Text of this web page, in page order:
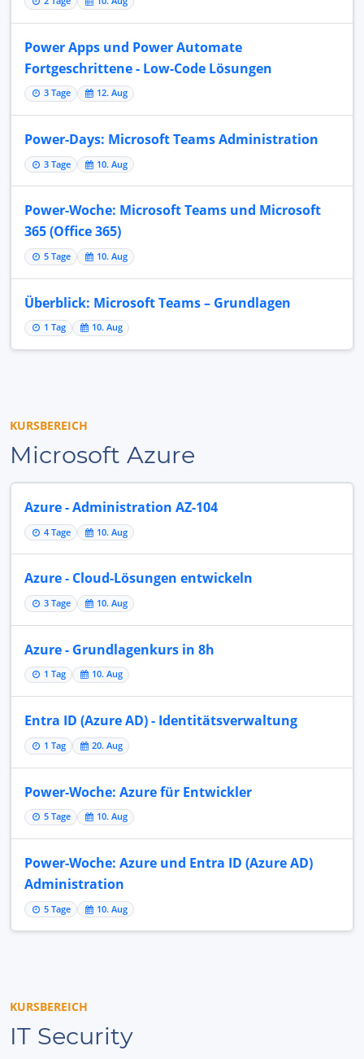
Power Apps und Power Automate
Fortgeschrittene - Low-Code Lösungen
3 Tage 12. Aug
Power-Days: Microsoft Teams Administration
3 Tage 10. Aug
Power-Woche: Microsoft Teams und Microsoft
365 (Office 365)
5 Tage 10. Aug
Überblick: Microsoft Teams – Grundlagen
1 Tag 10. Aug
KURSBEREICH
Microsoft Azure
Azure - Administration AZ-104
4 Tage 10. Aug
Azure - Cloud-Lösungen entwickeln
3 Tage 10. Aug
Azure - Grundlagenkurs in 8h
1 Tag 10. Aug
Entra ID (Azure AD) - Identitätsverwaltung
1 Tag 20. Aug
Power-Woche: Azure für Entwickler
5 Tage 10. Aug
Power-Woche: Azure und Entra ID (Azure AD)
Administration
5 Tage 10. Aug
KURSBEREICH
IT Security